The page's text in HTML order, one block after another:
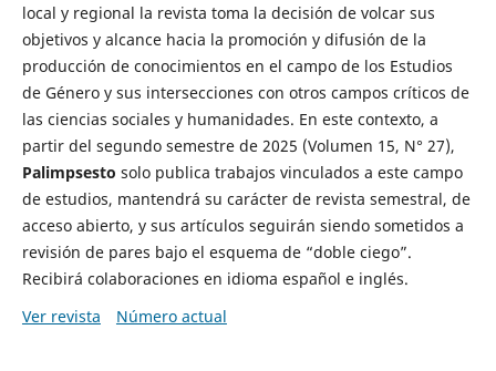
local y regional la revista toma la decisión de volcar sus
objetivos y alcance hacia la promoción y difusión de la
producción de conocimientos en el campo de los Estudios
de Género y sus intersecciones con otros campos críticos de
las ciencias sociales y humanidades. En este contexto, a
partir del segundo semestre de 2025 (Volumen 15, N° 27),
Palimpsesto solo publica trabajos vinculados a este campo
de estudios, mantendrá su carácter de revista semestral, de
acceso abierto, y sus artículos seguirán siendo sometidos a
revisión de pares bajo el esquema de “doble ciego”.
Recibirá colaboraciones en idioma español e inglés.
Ver revista
Número actual